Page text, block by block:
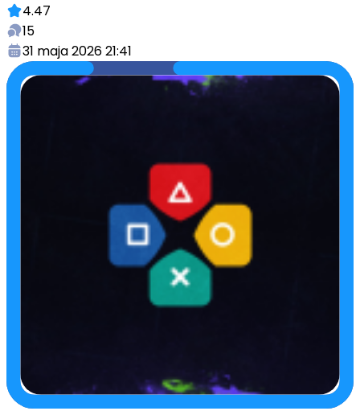
4.47
15
31 maja 2026 21:41